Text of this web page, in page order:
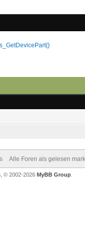
Alle Foren als gelesen
, © 2002-2026 MyBB Group.